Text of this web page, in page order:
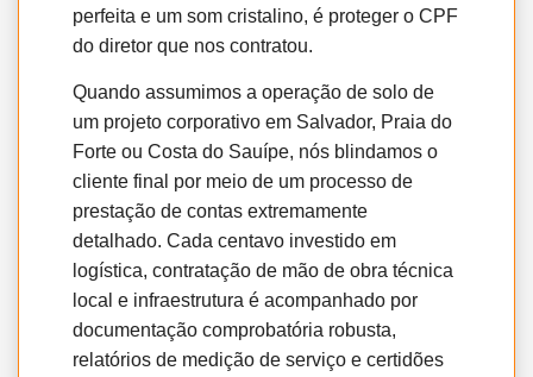
perfeita e um som cristalino, é proteger o CPF
do diretor que nos contratou.
Quando assumimos a operação de solo de
um projeto corporativo em Salvador, Praia do
Forte ou Costa do Sauípe, nós blindamos o
cliente final por meio de um processo de
prestação de contas extremamente
detalhado. Cada centavo investido em
logística, contratação de mão de obra técnica
local e infraestrutura é acompanhado por
documentação comprobatória robusta,
relatórios de medição de serviço e certidões